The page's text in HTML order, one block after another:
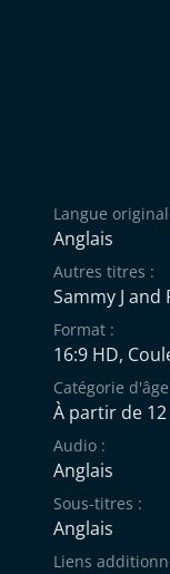
Langue
Anglais
Autres titres :
Sammy J and
Format :
16:9 HD,
Catégorie
À partir de 12
Audio :
Anglais
Sous-titres :
Anglais
Liens